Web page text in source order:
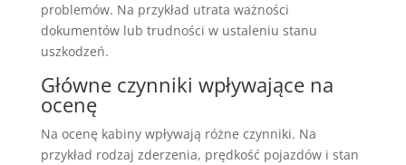
problemów. Na przykład utrata ważności
dokumentów lub trudności w ustaleniu stanu
uszkodzeń.
Główne czynniki wpływające na
ocenę
Na ocenę kabiny wpływają różne czynniki. Na
przykład rodzaj zderzenia, prędkość pojazdów i stan